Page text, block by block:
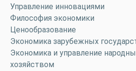
Управление инновациями
Философия экономики
Ценообразование
Экономика зарубежных
Экономика и управление
хозяйством